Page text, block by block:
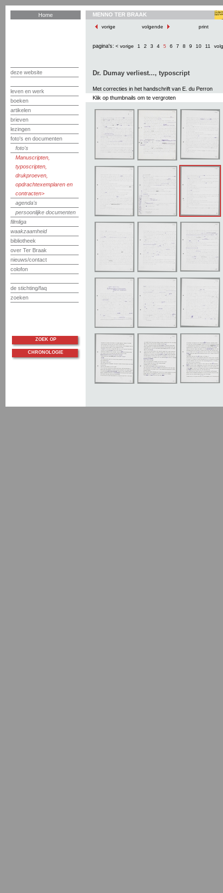
Home
deze website
leven en werk
boeken
artikelen
brieven
lezingen
foto's en documenten
foto's
Manuscripten,
typoscripten,
drukproeven,
opdrachtexemplaren en
contracten
agenda's
persoonlijke documenten
filmliga
waakzaamheid
bibliotheek
over Ter Braak
nieuws/contact
colofon
de stichting/faq
zoeken
MENNO TER BRAAK
vorige volgende print
pagina's: < vorige 1 2 3 4 5 6 7 8 9 10 11
Dr. Dumay verliest..., typoscript
Met correcties in het handschrift van E. du Perron
Klik op thumbnails om te vergroten
ZOEK OP
CHRONOLOGIE